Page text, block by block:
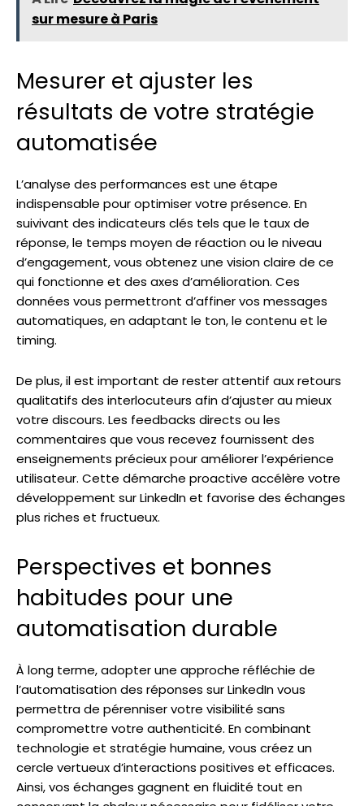
sur mesure à Paris
Mesurer et ajuster les
résultats de votre stratégie
automatisée
L’analyse des performances est une étape
indispensable pour optimiser votre présence. En
suivivant des indicateurs clés tels que le taux de
réponse, le temps moyen de réaction ou le niveau
d’engagement, vous obtenez une vision claire de ce
qui fonctionne et des axes d’amélioration. Ces
données vous permettront d’affiner vos messages
automatiques, en adaptant le ton, le contenu et le
timing.
De plus, il est important de rester attentif aux retours
qualitatifs des interlocuteurs afin d’ajuster au mieux
votre discours. Les feedbacks directs ou les
commentaires que vous recevez fournissent des
enseignements précieux pour améliorer l’expérience
utilisateur. Cette démarche proactive accélère votre
développement sur LinkedIn et favorise des échanges
plus riches et fructueux.
Perspectives et bonnes
habitudes pour une
automatisation durable
À long terme, adopter une approche réfléchie de
l’automatisation des réponses sur LinkedIn vous
permettra de pérenniser votre visibilité sans
compromettre votre authenticité. En combinant
technologie et stratégie humaine, vous créez un
cercle vertueux d’interactions positives et efficaces.
Ainsi, vos échanges gagnent en fluidité tout en